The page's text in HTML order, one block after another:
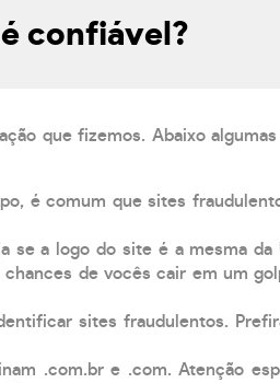
confiável?
que fizemos. Abaixo algumas
é comum que sites
se a logo do site é a mesma da
de vocês cair em um
sites fraudulentos.
.com.br e .com. Atenção